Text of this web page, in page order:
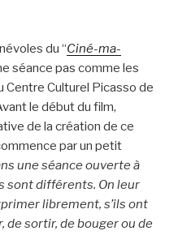
du “Ciné-ma-
séance pas comme les
Centre Culturel Picasso de
le début du film,
de la création de ce
par un petit
une séance ouverte à
sont différents. On leur
librement, s’ils ont
de sortir, de bouger ou de